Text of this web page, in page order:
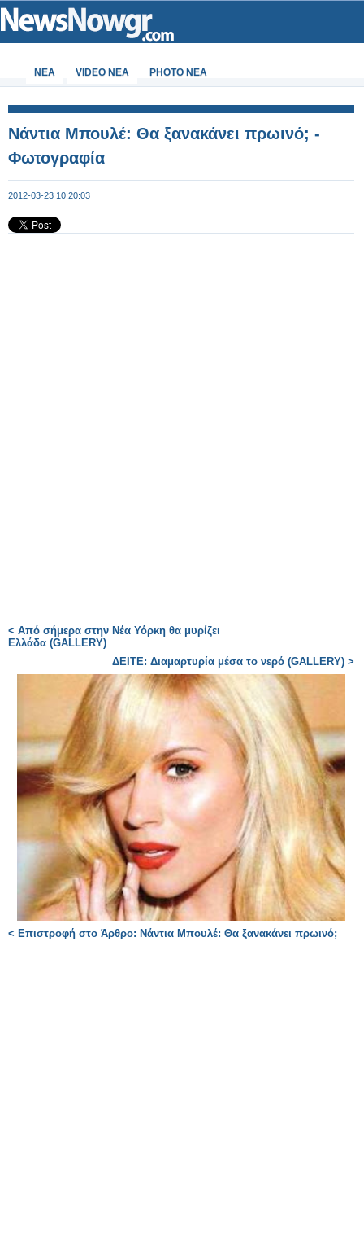
ΝΕΑ VIDEO NEA PHOTO NEA
Νάντια Μπουλέ: Θα ξανακάνει πρωινό; -
Φωτογραφία
2012-03-23 10:20:03
< Από σήμερα στην Νέα Υόρκη θα μυρίζει
Ελλάδα (GALLERY)
ΔΕΙΤΕ: Διαμαρτυρία μέσα το νερό (GALLERY) >
< Επιστροφή στο Άρθρο: Νάντια Μπουλέ: Θα ξανακάνει πρωινό;